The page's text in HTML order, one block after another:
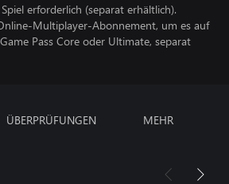
erforderlich (separat erhältlich).
Multiplayer-Abonnement, um es auf
Pass Core oder Ultimate, separat
ÜBERPRÜFUNGEN MEHR